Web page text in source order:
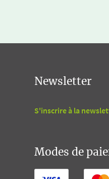
Newsletter
S'inscrire à la
Modes de